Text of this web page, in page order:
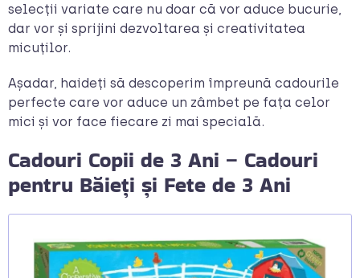
selecții variate care nu doar că vor aduce bucurie,
dar vor și sprijini dezvoltarea și creativitatea
micuților.
Așadar, haideți să descoperim împreună cadourile
perfecte care vor aduce un zâmbet pe fața celor
mici și vor face fiecare zi mai specială.
Cadouri Copii de 3 Ani – Cadouri
pentru Băieți și Fete de 3 Ani